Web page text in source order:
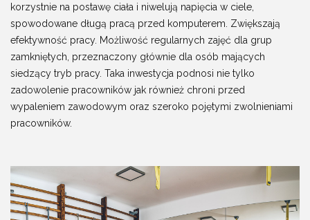
korzystnie na postawę ciała i niwelują napięcia w ciele,
spowodowane długą pracą przed komputerem. Zwiększają
efektywność pracy. Możliwość regularnych zajęć dla grup
zamkniętych, przeznaczony głównie dla osób mających
siedzący tryb pracy. Taka inwestycja podnosi nie tylko
zadowolenie pracowników jak również chroni przed
wypaleniem zawodowym oraz szeroko pojętymi zwolnieniami
pracowników.